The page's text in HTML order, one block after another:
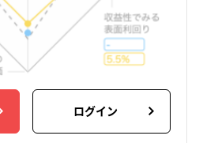
ログイン